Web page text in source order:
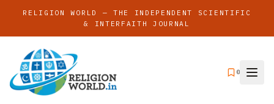
RELIGION WORLD — THE INDEPENDENT SCIENTIFIC
& INTERFAITH JOURNAL
0